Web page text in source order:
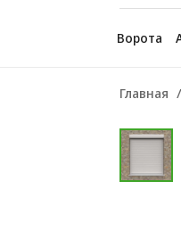
Ворота
Главная